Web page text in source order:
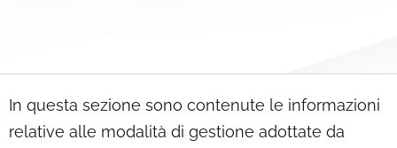
In questa sezione sono contenute le informazioni
relative alle modalità di gestione adottate da